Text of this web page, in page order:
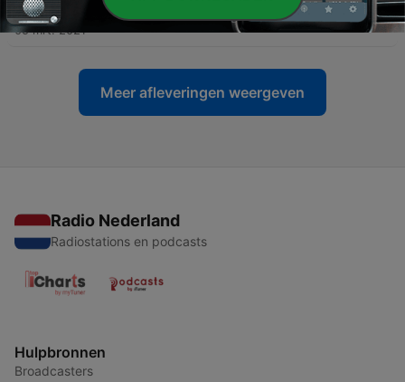
14 - Aflevering 13: Waar is Bach?
05 mrt. 2021
Meer afleveringen weergeven
Radio Nederland
Radiostations en podcasts
Hulpbronnen
Broadcasters